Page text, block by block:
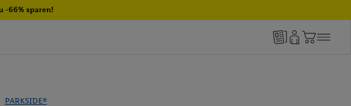
-66% sparen!
PARKSIDE®